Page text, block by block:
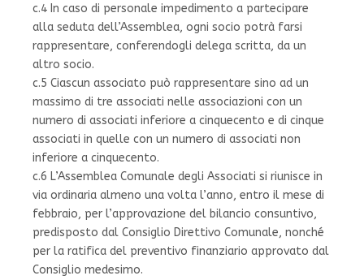
c.4 In caso di personale impedimento a partecipare
alla seduta dell’Assemblea, ogni socio potrà farsi
rappresentare, conferendogli delega scritta, da un
altro socio.
c.5 Ciascun associato può rappresentare sino ad un
massimo di tre associati nelle associazioni con un
numero di associati inferiore a cinquecento e di cinque
associati in quelle con un numero di associati non
inferiore a cinquecento.
c.6 L’Assemblea Comunale degli Associati si riunisce in
via ordinaria almeno una volta l’anno, entro il mese di
febbraio, per l’approvazione del bilancio consuntivo,
predisposto dal Consiglio Direttivo Comunale, nonché
per la ratifica del preventivo finanziario approvato dal
Consiglio medesimo.